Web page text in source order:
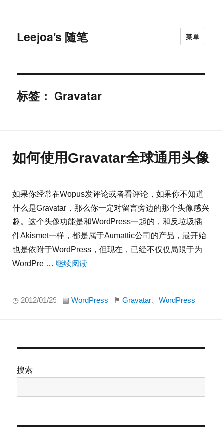
Leejoa's 随笔 菜单
标签： Gravatar
如何使用Gravatar全球通用头像
如果你经常在Wopus发评论或者看评论，如果你不知道
什么是Gravatar，那么你一定对留言旁边的那个头像感兴
趣。这个头像功能是和WordPress一起的，和反垃圾插
件Akismet一样，都是属于Aumattic公司的产品，最开始
也是依附于WordPress，但现在，已经不仅仅局限于为
WordPre … 继续阅读
◷ 2012/01/29 ▤ WordPress ⚑ Gravatar、 WordPress
搜索